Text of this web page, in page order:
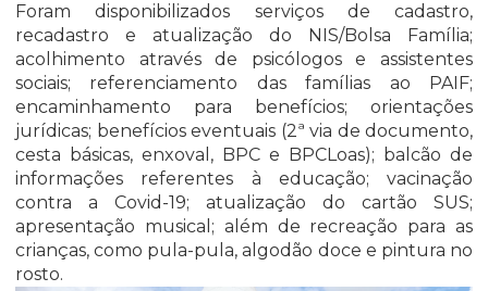
Foram disponibilizados serviços de cadastro,
recadastro e atualização do NIS/Bolsa Família;
acolhimento através de psicólogos e assistentes
sociais; referenciamento das famílias ao PAIF;
encaminhamento para benefícios; orientações
jurídicas; benefícios eventuais (2ª via de documento,
cesta básicas, enxoval, BPC e BPCLoas); balcão de
informações referentes à educação; vacinação
contra a Covid-19; atualização do cartão SUS;
apresentação musical; além de recreação para as
crianças, como pula-pula, algodão doce e pintura no
rosto.